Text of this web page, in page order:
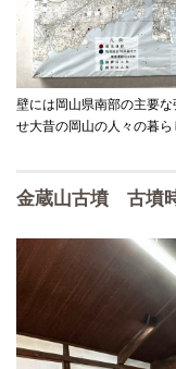
壁には岡山県南部の主要
せ大昔の岡山の人々の暮
金蔵山古墳 古墳